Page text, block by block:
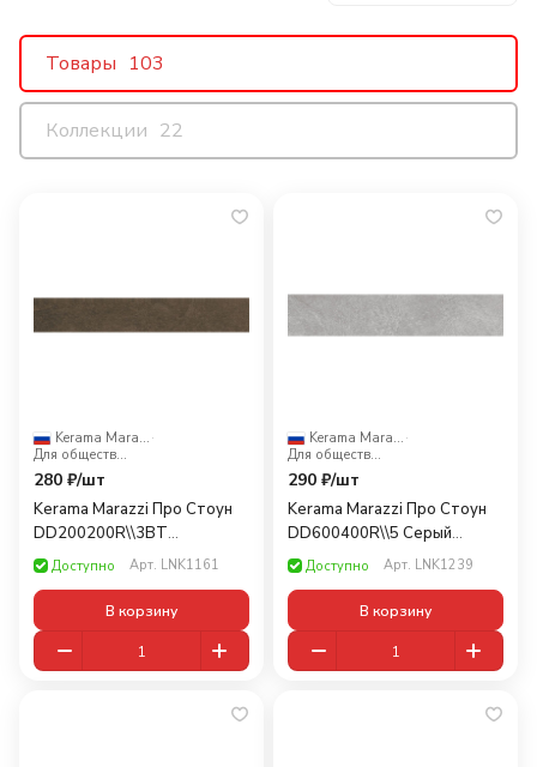
Товары 103
Коллекции 22
Kerama Marazzi ·
Для общественных помещений
280 ₽/шт
Kerama Marazzi Про Стоун
DD200200R\\3BT
коричневый обрезнoй
Доступно Арт. LNK1161
В корзину
Kerama Marazzi ·
Для общественных помещений
290 ₽/шт
Kerama Marazzi Про Стоун
DD600400R\\5 Серый
60x10,7
Доступно Арт. LNK1239
В корзину